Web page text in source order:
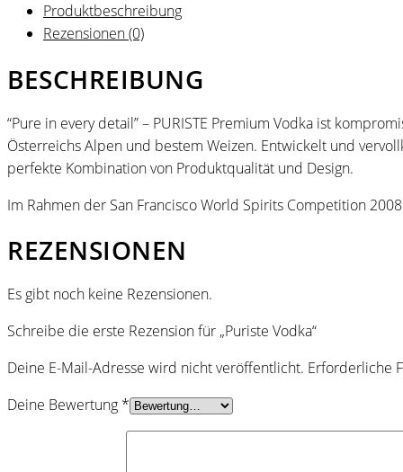
Produktbeschreibung
Rezensionen (0)
BESCHREIBUNG
“Pure in every detail” – PURISTE Premium Vodka ist
Österreichs Alpen und bestem Weizen. Entwickelt und
perfekte Kombination von Produktqualität und Design.
Im Rahmen der San Francisco World Spirits Competition
REZENSIONEN
Es gibt noch keine Rezensionen.
Schreibe die erste Rezension für „Puriste Vodka“
Deine E-Mail-Adresse wird nicht veröffentlicht. Erforderliche
Deine Bewertung *